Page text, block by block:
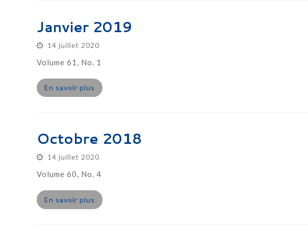
Janvier 2019
14 juillet 2020
Volume 61, No. 1
En savoir plus
Octobre 2018
14 juillet 2020
Volume 60, No. 4
En savoir plus